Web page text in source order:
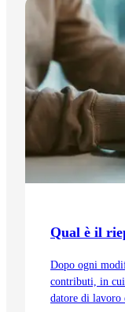
Qual è il
Dopo ogni
contributi, in
datore di lavoro